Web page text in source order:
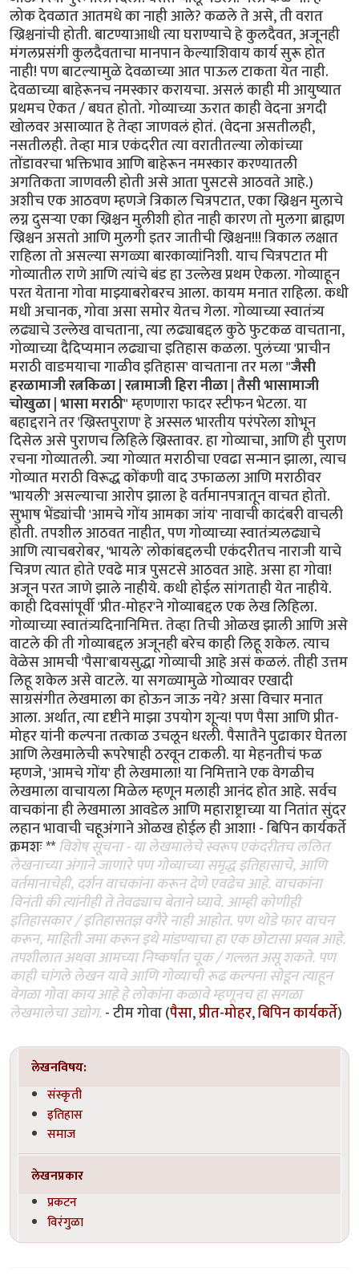
लोक देवळात आतमधे का नाही आले? कळले ते असे, ती वरात
ख्रिश्चनांची होती. बाटण्याआधी त्या घराण्याचे हे कुलदैवत, अजूनही
मंगलप्रसंगी कुलदैवताचा मानपान केल्याशिवाय कार्य सुरू होत
नाही! पण बाटल्यामुळे देवळाच्या आत पाऊल टाकता येत नाही.
देवळाच्या बाहेरूनच नमस्कार करायचा. असलं काही मी आयुष्यात
प्रथमच ऐकत / बघत होतो. गोव्याच्या ऊरात काही वेदना अगदी
खोलवर असाव्यात हे तेव्हा जाणवलं होतं. (वेदना असतीलही,
नसतीलही. तेव्हा मात्र एकंदरीत त्या वरातीतल्या लोकांच्या
तोंडावरचा भक्तिभाव आणि बाहेरून नमस्कार करण्यातली
अगतिकता जाणवली होती असे आता पुसटसे आठवते आहे.)
अशीच एक आठवण म्हणजे त्रिकाल चित्रपटात, एका ख्रिश्चन मुलाचे
लग्न दुसर्‍या एका ख्रिश्चन मुलीशी होत नाही कारण तो मुलगा ब्राह्मण
ख्रिश्चन असतो आणि मुलगी इतर जातीची ख्रिश्चन!!! त्रिकाल लक्षात
राहिला तो असल्या सगळ्या बारकाव्यांनिशी. याच चित्रपटात मी
गोव्यातील राणे आणि त्यांचे बंड हा उल्लेख प्रथम ऐकला. गोव्याहून
परत येताना गोवा माझ्याबरोबरच आला. कायम मनात राहिला. कधी
मधी अचानक, गोवा असा समोर येतच गेला. गोव्याच्या स्वातंत्र्य
लढ्याचे उल्लेख वाचताना, त्या लढ्याबद्दल कुठे फुटकळ वाचताना,
गोव्याच्या दैदिप्यमान लढ्याचा इतिहास कळला. पुलंच्या 'प्राचीन
मराठी वाङमयाचा गाळीव इतिहास' वाचताना तर मला "जैसी
हरळामाजी रत्नकिळा | रत्नामाजी हिरा नीळा | तैसी भासामाजी
चोखुळा | भासा मराठी" म्हणणारा फादर स्टीफन भेटला. या
बहाद्दराने तर 'ख्रिस्तपुराण' हे अस्सल भारतीय परंपरेला शोभून
दिसेल असे पुराणच लिहिले ख्रिस्तावर. हा गोव्याचा, आणि ही पुराण
रचना गोव्यातली. ज्या गोव्यात मराठीचा एवढा सन्मान झाला, त्याच
गोव्यात मराठी विरूद्ध कोंकणी वाद उफाळला आणि मराठीवर
'भायली' असल्याचा आरोप झाला हे वर्तमानपत्रातून वाचत होतो.
सुभाष भेंड्यांची 'आमचे गोंय आमका जांय' नावाची कादंबरी वाचली
होती. तपशील आठवत नाहीत, पण गोव्याच्या स्वातंत्र्यलढ्याचे
आणि त्याचबरोबर, 'भायले' लोकांबद्दलची एकंदरीतच नाराजी याचे
चित्रण त्यात होते एवढे मात्र पुसटसे आठवत आहे. असा हा गोवा!
अजून परत जाणे झाले नाहीये. कधी होईल सांगताही येत नाहीये.
काही दिवसांपूर्वी 'प्रीत-मोहर'ने गोव्याबद्दल एक लेख लिहिला.
गोव्याच्या स्वातंत्र्यदिनानिमित्त. तेव्हा तिची ओळख झाली आणि असे
वाटले की ती गोव्याबद्दल अजूनही बरेच काही लिहू शकेल. त्याच
वेळेस आमची 'पैसा'बायसुद्धा गोव्याची आहे असं कळलं. तीही उत्तम
लिहू शकेल असे वाटले. या सगळ्यामुळे गोव्यावर एखादी
साग्रसंगीत लेखमाला का होऊन जाऊ नये? असा विचार मनात
आला. अर्थात, त्या दृष्टीने माझा उपयोग शून्य! पण पैसा आणि प्रीत-
मोहर यांनी कल्पना तत्काळ उचलून धरली. पैसातैने पुढाकार घेतला
आणि लेखमालेची रूपरेषाही ठरवून टाकली. या मेहनतीचं फळ
म्हणजे, 'आमचे गोंय' ही लेखमाला! या निमित्ताने एक वेगळीच
लेखमाला वाचायला मिळेल म्हणून मलाही आनंद होत आहे. सर्वच
वाचकांना ही लेखमाला आवडेल आणि महाराष्ट्राच्या या नितांत सुंदर
लहान भावाची चहूअंगाने ओळख होईल ही आशा! - बिपिन कार्यकर्ते
क्रमशः **विशेष सूचना - या लेखमालेचे स्वरूप एकंदरीतच ललित
लेखनाच्या अंगाने जाणारे पण गोव्याच्या समृद्ध इतिहासाचे, आणि
वर्तमानाचेही, दर्शन वाचकांना करून देणे एवढेच आहे. वाचकांना
विनंती की त्यांनीही ते तेवढ्याच बेताने घ्यावे. आम्ही कोणीही
इतिहासकार / इतिहासतज्ञ वगैरे नाही आहोत. पण थोडे फार वाचन
करून, माहिती जमा करून इथे मांडण्याचा हा एक छोटासा प्रयत्न आहे.
तपशीलात अथवा आमच्या निष्कर्षात चूक / गल्लत असू शकते. पण
काही चांगले लेखन यावे आणि गोव्याची रूढ कल्पना सोडून त्याहून
वेगळा गोवा काय आहे हे लोकांना कळावे म्हणूनच हा सगळा
लेखमालेचा उद्योग.- टीम गोवा (पैसा,प्रीत-मोहर,बिपिन कार्यकर्ते)
लेखनविषय:
संस्कृती
इतिहास
समाज
लेखनप्रकार
प्रकटन
विरंगुळा